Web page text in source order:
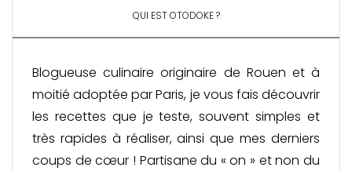
QUI EST OTODOKE ?
Blogueuse culinaire originaire de Rouen et à
moitié adoptée par Paris, je vous fais découvrir
les recettes que je teste, souvent simples et
très rapides à réaliser, ainsi que mes derniers
coups de cœur ! Partisane du « on » et non du